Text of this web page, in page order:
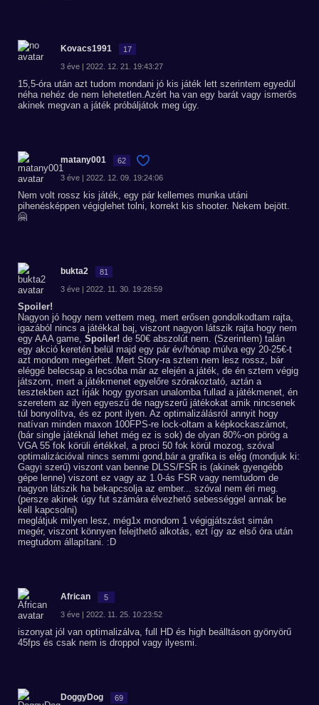
Kovacs1991 17
3 éve | 2022. 12. 21. 19:43:27
15,5-óra után azt tudom mondani jó kis játék lett szerintem egyedül
néha nehéz de nem lehetetlen.Azért ha van egy barát vagy ismerős
akinek megvan a játék próbáljátok meg úgy.
matany001 62
3 éve | 2022. 12. 09. 19:24:06
Nem volt rossz kis játék, egy pár kellemes munka utáni
pihenésképpen végiglehet tolni, korrekt kis shooter. Nekem bejött.
🤗
bukta2 81
3 éve | 2022. 11. 30. 19:28:59
Spoiler!
Nagyon jó hogy nem vettem meg, mert erősen gondolkodtam rajta,
igazából nincs a játékkal baj, viszont nagyon látszik rajta hogy nem
egy AAA game, Spoiler! de 50€ abszolút nem. (Szerintem) talán
egy akció keretén belül majd egy pár év/hónap múlva egy 20-25€-t
azt mondom megérhet. Mert Story-ra sztem nem lesz rossz, bár
eléggé belecsap a lecsóba már az elején a játék, de én sztem végig
játszom, mert a játékmenet egyelőre szórakoztató, aztán a
tesztekben azt írják hogy gyorsan unalomba fullad a játékmenet, én
szeretem az ilyen egyeszű de nagyszerű játékokat amik nincsenek
túl bonyolítva, és ez pont ilyen. Az optimalizálásról annyit hogy
natívan minden maxon 100FPS-re lock-oltam a képkockaszámot,
(bár single játéknál lehet még ez is sok) de olyan 80%-on pörög a
VGA 55 fok körüli értékkel, a proci 50 fok körül mozog, szóval
optimalizációval nincs semmi gond,bár a grafika is elég (mondjuk ki:
Gagyi szerű) viszont van benne DLSS/FSR is (akinek gyengébb
gépe lenne) viszont ez vagy az 1.0-ás FSR vagy nemtudom de
nagyon látszik ha bekapcsolja az ember... szóval nem éri meg.
(persze akinek úgy fut számára élvezhető sebességgel annak be
kell kapcsolni)
meglátjuk milyen lesz, még1x mondom 1 végigjátszást simán
megér, viszont könnyen felejthető alkotás, ezt így az első óra után
megtudom állapítani. :D
African 5
3 éve | 2022. 11. 25. 10:23:52
iszonyat jól van optimalizálva, full HD és high beálltáson gyönyörű
45fps és csak nem is droppol vagy ilyesmi.
DoggyDog 69